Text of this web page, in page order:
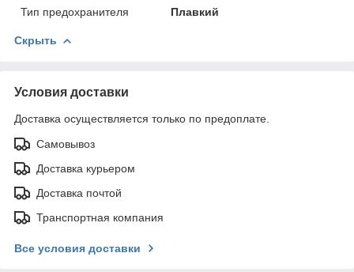
Тип предохранителя Плавкий
Скрыть
Условия доставки
Доставка осуществляется только по предоплате.
Самовывоз
Доставка курьером
Доставка почтой
Транспортная компания
Все условия доставки